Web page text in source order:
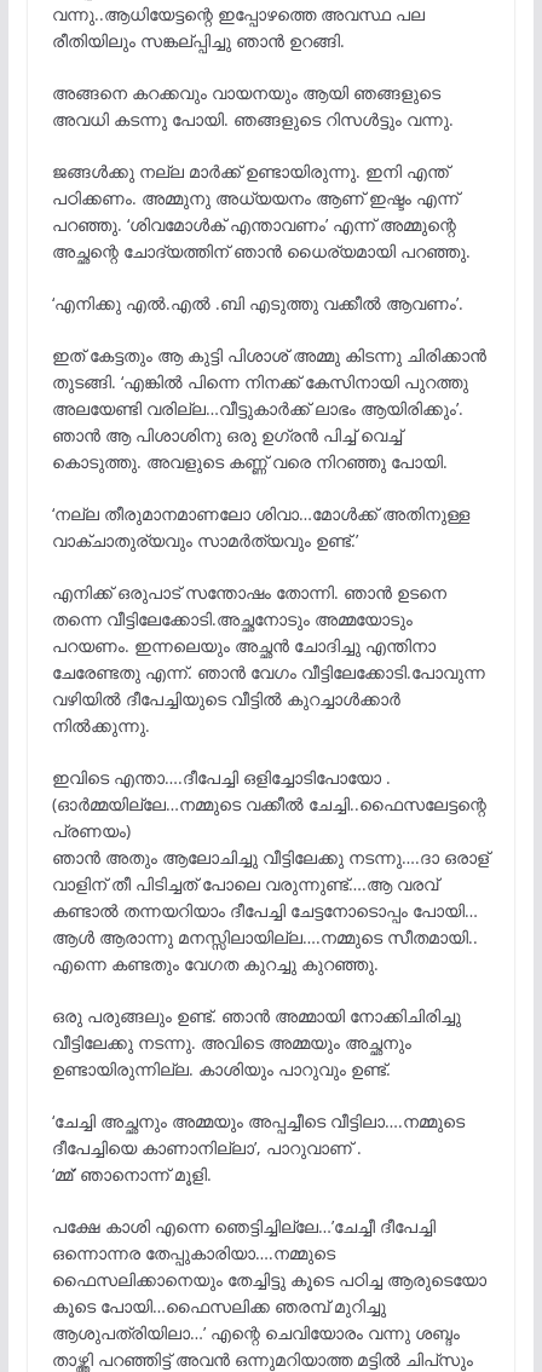
വന്നു..ആധിയേട്ടന്റെ ഇപ്പോഴത്തെ അവസ്ഥ പല
രീതിയിലും സങ്കല്പ്പിച്ചു ഞാൻ ഉറങ്ങി.
അങ്ങനെ കറക്കവും വായനയും ആയി ഞങ്ങളുടെ
അവധി കടന്നു പോയി. ഞങ്ങളുടെ റിസൾട്ടും വന്നു.
ജങ്ങൾക്കു നല്ല മാർക്ക് ഉണ്ടായിരുന്നു. ഇനി എന്ത്
പഠിക്കണം. അമ്മുനു അധ്യയനം ആണ് ഇഷ്ടം എന്ന്
പറഞ്ഞു. ‘ശിവമോൾക് എന്താവണം’ എന്ന് അമ്മുന്റെ
അച്ഛന്റെ ചോദ്യത്തിന് ഞാൻ ധൈര്യമായി പറഞ്ഞു.
‘എനിക്കു എൽ.എൽ .ബി എടുത്തു വക്കീൽ ആവണം’.
ഇത് കേട്ടതും ആ കുട്ടി പിശാശ് അമ്മു കിടന്നു ചിരിക്കാൻ
തുടങ്ങി. ‘എങ്കിൽ പിന്നെ നിനക്ക് കേസിനായി പുറത്തു
അലയേണ്ടി വരില്ല…വീട്ടുകാർക്ക് ലാഭം ആയിരിക്കും’.
ഞാൻ ആ പിശാശിനു ഒരു ഉഗ്രൻ പിച്ച് വെച്ച്
കൊടുത്തു. അവളുടെ കണ്ണ് വരെ നിറഞ്ഞു പോയി.
‘നല്ല തീരുമാനമാണലോ ശിവാ…മോൾക്ക് അതിനുള്ള
വാക്ചാതുര്യവും സാമർത്യവും ഉണ്ട്.’
എനിക്ക് ഒരുപാട് സന്തോഷം തോന്നി. ഞാൻ ഉടനെ
തന്നെ വീട്ടിലേക്കോടി.അച്ഛനോടും അമ്മയോടും
പറയണം. ഇന്നലെയും അച്ഛൻ ചോദിച്ചു എന്തിനാ
ചേരേണ്ടതു എന്ന്. ഞാൻ വേഗം വീട്ടിലേക്കോടി.പോവുന്ന
വഴിയിൽ ദീപേച്ചിയുടെ വീട്ടിൽ കുറച്ചാൾക്കാർ
നിൽക്കുന്നു.
ഇവിടെ എന്താ….ദീപേച്ചി ഒളിച്ചോടിപോയോ .
(ഓർമ്മയില്ലേ…നമ്മുടെ വക്കീൽ ചേച്ചി..ഫൈസലേട്ടന്റെ
പ്രണയം)
ഞാൻ അതും ആലോചിച്ചു വീട്ടിലേക്കു നടന്നു….ദാ ഒരാള്
വാളിന് തീ പിടിച്ചത് പോലെ വരുന്നുണ്ട്….ആ വരവ്
കണ്ടാൽ തന്നയറിയാം ദീപേച്ചി ചേട്ടനോടൊപ്പം പോയി…
ആൾ ആരാന്നു മനസ്സിലായില്ല….നമ്മുടെ സീതമായി..
എന്നെ കണ്ടതും വേഗത കുറച്ചു കുറഞ്ഞു.
ഒരു പരുങ്ങലും ഉണ്ട്. ഞാൻ അമ്മായി നോക്കിചിരിച്ചു
വീട്ടിലേക്കു നടന്നു. അവിടെ അമ്മയും അച്ഛനും
ഉണ്ടായിരുന്നില്ല. കാശിയും പാറുവും ഉണ്ട്.
‘ചേച്ചി അച്ഛനും അമ്മയും അപ്പച്ചീടെ വീട്ടിലാ….നമ്മുടെ
ദീപേച്ചിയെ കാണാനില്ലാ’, പാറുവാണ് .
‘മ്മ്’ ഞാനൊന്ന് മൂളി.
പക്ഷേ കാശി എന്നെ ഞെട്ടിച്ചില്ലേ…’ചേച്ചീ ദീപേച്ചി
ഒന്നൊന്നര തേപ്പുകാരിയാ….നമ്മുടെ
ഫൈസലിക്കാനെയും തേച്ചിട്ടു കൂടെ പഠിച്ച ആരുടെയോ
കൂടെ പോയി…ഫൈസലിക്ക ഞരമ്പ് മുറിച്ചു
ആശുപത്രിയിലാ…’ എന്റെ ചെവിയോരം വന്നു ശബ്ദം
താഴ്ത്തി പറഞ്ഞിട്ട് അവൻ ഒന്നുമറിയാത്ത മട്ടിൽ ചിപ്‌സും